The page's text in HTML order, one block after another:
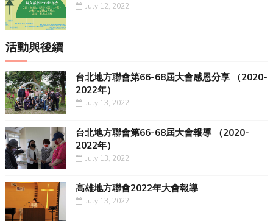
July 12, 2022
活動與後續
台北地方聯會第66-68屆大會感恩分享 （2020-
2022年）
July 13, 2022
台北地方聯會第66-68屆大會報導 （2020-
2022年）
July 13, 2022
高雄地方聯會2022年大會報導
July 13, 2022